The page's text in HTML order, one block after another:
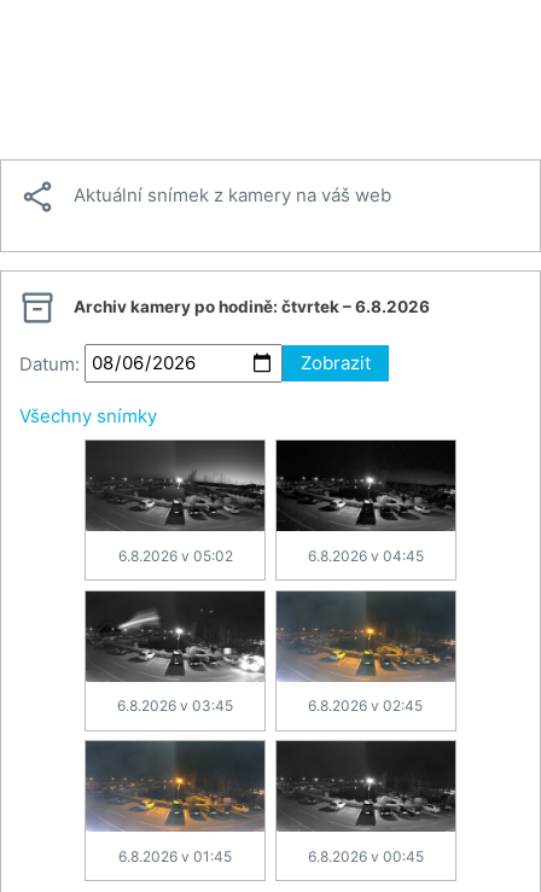
 Aktuální snímek z kamery na váš web
 Archiv kamery po hodině: čtvrtek – 6.8.2026
Datum: Zobrazit
Všechny snímky
6.8.2026 v 05:02 6.8.2026 v 04:45
6.8.2026 v 03:45 6.8.2026 v 02:45
6.8.2026 v 01:45 6.8.2026 v 00:45